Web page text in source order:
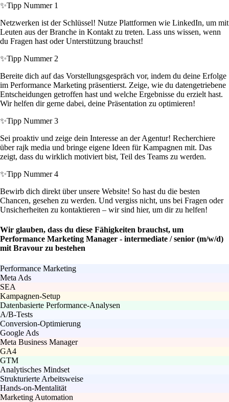
✨Tipp Nummer 1
Netzwerken ist der Schlüssel! Nutze Plattformen wie LinkedIn, um mit
Leuten aus der Branche in Kontakt zu treten. Lass uns wissen, wenn
du Fragen hast oder Unterstützung brauchst!
✨Tipp Nummer 2
Bereite dich auf das Vorstellungsgespräch vor, indem du deine Erfolge
im Performance Marketing präsentierst. Zeige, wie du datengetriebene
Entscheidungen getroffen hast und welche Ergebnisse du erzielt hast.
Wir helfen dir gerne dabei, deine Präsentation zu optimieren!
✨Tipp Nummer 3
Sei proaktiv und zeige dein Interesse an der Agentur! Recherchiere
über rajk media und bringe eigene Ideen für Kampagnen mit. Das
zeigt, dass du wirklich motiviert bist, Teil des Teams zu werden.
✨Tipp Nummer 4
Bewirb dich direkt über unsere Website! So hast du die besten
Chancen, gesehen zu werden. Und vergiss nicht, uns bei Fragen oder
Unsicherheiten zu kontaktieren – wir sind hier, um dir zu helfen!
Wir glauben, dass du diese Fähigkeiten brauchst, um
Performance Marketing Manager - intermediate / senior (m/w/d)
mit Bravour zu bestehen
Performance Marketing
Meta Ads
SEA
Kampagnen-Setup
Datenbasierte Performance-Analysen
A/B-Tests
Conversion-Optimierung
Google Ads
Meta Business Manager
GA4
GTM
Analytisches Mindset
Strukturierte Arbeitsweise
Hands-on-Mentalität
Marketing Automation